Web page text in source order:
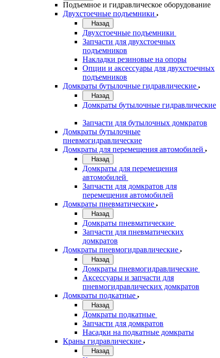
Подъемное и гидравлическое оборудование
Двухстоечные подъемники
Назад
Двухстоечные подъемники
Запчасти для двухстоечных
подъемников
Накладки резиновые на опоры
Опции и аксессуары для двухстоечных
подъемников
Домкраты бутылочные гидравлические
Назад
Домкраты бутылочные гидравлические
Запчасти для бутылочных домкратов
Домкраты бутылочные
пневмогидравлические
Домкраты для перемещения автомобилей
Назад
Домкраты для перемещения
автомобилей
Запчасти для домкратов для
перемещения автомобилей
Домкраты пневматические
Назад
Домкраты пневматические
Запчасти для пневматических
домкратов
Домкраты пневмогидравлические
Назад
Домкраты пневмогидравлические
Аксессуары и запчасти для
пневмогидравлических домкратов
Домкраты подкатные
Назад
Домкраты подкатные
Запчасти для домкратов
Насадки на подкатные домкраты
Краны гидравлические
Назад